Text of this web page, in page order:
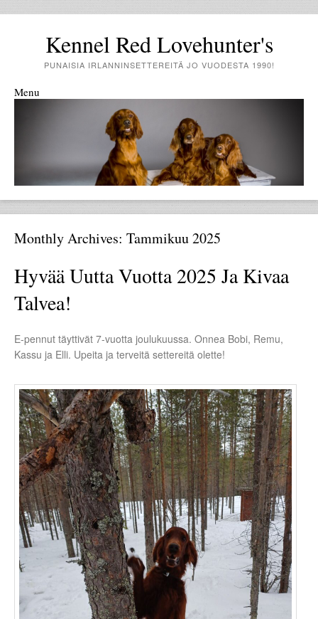
Kennel Red Lovehunter's
PUNAISIA IRLANNINSETTEREITÄ JO VUODESTA 1990!
Menu
Monthly Archives: Tammikuu 2025
Hyvää Uutta Vuotta 2025 Ja Kivaa
Talvea!
E-pennut täyttivät 7-vuotta joulukuussa. Onnea Bobi, Remu,
Kassu ja Elli. Upeita ja terveitä settereitä olette!